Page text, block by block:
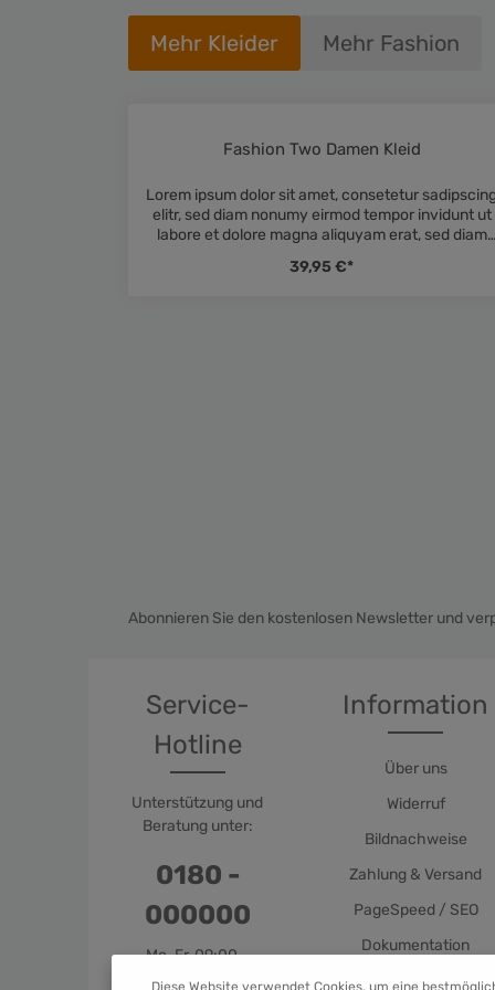
Mehr Kleider Mehr Fashion
Fashion Two Damen Kleid
Lorem ipsum dolor sit amet, consetetur
elitr, sed diam nonumy eirmod tempor invidunt ut
labore et dolore magna aliquyam erat, sed diam
dolores et ea rebum. Stet clita kasd gubergren, no
39,95 €*
Abonnieren Sie den kostenlosen Newsletter und
Service-
Hotline
Unterstützung und
Beratung unter:
0180 -
000000
Mo-Fr, 09:00 -
17:00 Uhr
Information
Über uns
Widerruf
Bildnachweise
Zahlung & Versand
PageSpeed / SEO
Dokumentation
Diese Website verwendet Cookies, um eine